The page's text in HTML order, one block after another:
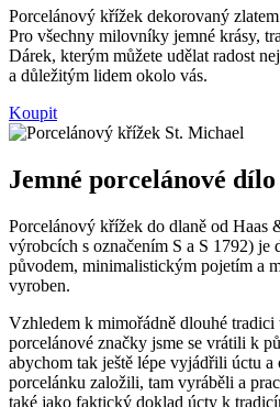
Porcelánový křížek dekorovaný
Pro všechny milovníky jemné krásy,
Dárek, kterým můžete udělat radost
a důležitým lidem okolo vás.
Koupit
Jemné porcelánové dílo
Porcelánový křížek do dlaně od Haas
výrobcích s označením S a S 1792) je
původem, minimalistickým pojetím a
vyroben.
Vzhledem k mimořádně dlouhé tradici
porcelánové značky jsme se vrátili k
abychom tak ještě lépe vyjádřili úctu
porcelánku založili, tam vyráběli a
také jako faktický doklad úcty k